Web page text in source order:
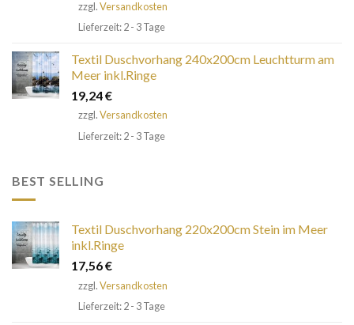
zzgl.Versandkosten
Lieferzeit: 2 - 3 Tage
Textil Duschvorhang 240x200cm Leuchtturm am
Meer inkl.Ringe
19,24€
zzgl.Versandkosten
Lieferzeit: 2 - 3 Tage
BEST SELLING
Textil Duschvorhang 220x200cm Stein im Meer
inkl.Ringe
17,56€
zzgl.Versandkosten
Lieferzeit: 2 - 3 Tage